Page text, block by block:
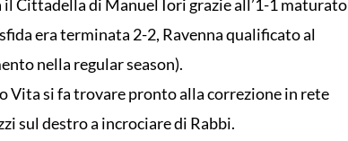
Cittadella di Manuel Iori grazie all’1-1 maturato
era terminata 2-2, Ravenna qualificato al
nella regular season).
Vita si fa trovare pronto alla correzione in rete
sul destro a incrociare di Rabbi.